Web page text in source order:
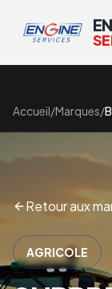
Accueil/Marques/
Retour aux
AGRICOLE